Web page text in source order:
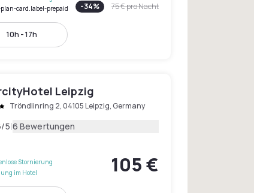
card.label-prepaid
-34% 75 €pro Nacht
10h - 17h
Leipzig
Tröndlinring 2, 04105 Leipzig, Germany
/5|6 Bewertungen
Stornierung
im Hotel
105 €